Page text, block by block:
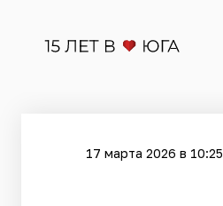
17 марта 2026 в 10:25